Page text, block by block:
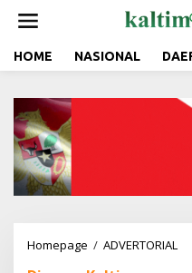
t
HOME NASIONAL
Homepage / ADVERTORIAL